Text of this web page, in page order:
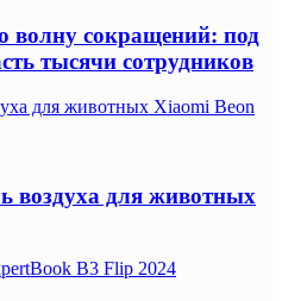
волну сокращений: под
тысячи сотрудников
для животных Xiaomi Beon
воздуха для животных
B3 Flip 2024